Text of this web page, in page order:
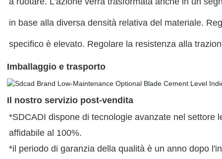
in base alla diversa densità relativa del materiale.
specifico è elevato. Regolare la resistenza alla
Imballaggio e trasporto
Il nostro servizio post-vendita
*SDCADI dispone di tecnologie avanzate nel settore
affidabile al 100%.
*il periodo di garanzia della qualità è un anno dopo